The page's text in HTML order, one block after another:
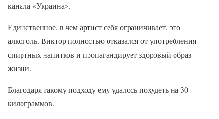
канала «Украина».
Единственное, в чем артист себя ограничивает, это
алкоголь. Виктор полностью отказался от употребления
спиртных напитков и пропагандирует здоровый образ
жизни.
Благодаря такому подходу ему удалось похудеть на 30
килограммов.